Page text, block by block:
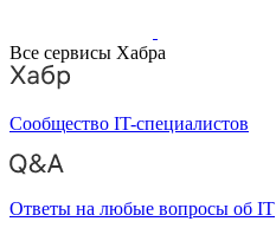
Все сервисы Хабра
Сообщество IT-специалистов
Ответы на любые вопросы об IT